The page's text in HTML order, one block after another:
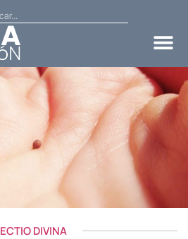
DIVINA